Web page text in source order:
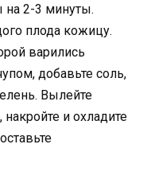
на 2-3 минуты.
плода кожицу.
варились
добавьте соль,
Вылейте
и охладите